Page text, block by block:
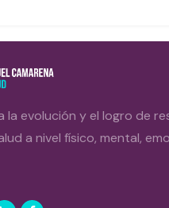
la evolución y el logro de
a nivel físico, mental,